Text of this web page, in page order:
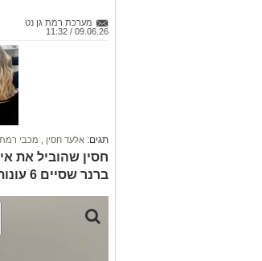
מערכת רמת גן נט
09.06.26 / 11:32
תגים: אלעד חסין מכבי רמת
חסין שהוביל את
ברנר שסיים 6 עונות בקבוצה.